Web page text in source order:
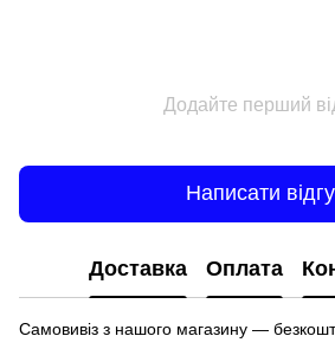
Додайте перший
Написати
Доставка Оплата
Самовивіз з нашого магазину —